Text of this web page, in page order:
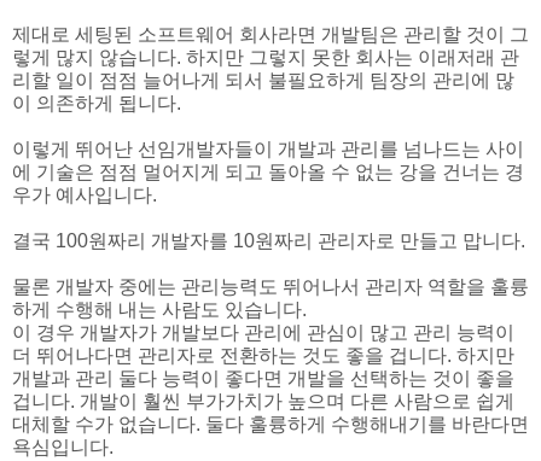
제대로 세팅된 소프트웨어 회사라면 개발팀은 관리할 것이 그
렇게 많지 않습니다. 하지만 그렇지 못한 회사는 이래저래 관
리할 일이 점점 늘어나게 되서 불필요하게 팀장의 관리에 많
이 의존하게 됩니다.
이렇게 뛰어난 선임개발자들이 개발과 관리를 넘나드는 사이
에 기술은 점점 멀어지게 되고 돌아올 수 없는 강을 건너는 경
우가 예사입니다.
결국 100원짜리 개발자를 10원짜리 관리자로 만들고 맙니다.
물론 개발자 중에는 관리능력도 뛰어나서 관리자 역할을 훌륭
하게 수행해 내는 사람도 있습니다.
이 경우 개발자가 개발보다 관리에 관심이 많고 관리 능력이
더 뛰어나다면 관리자로 전환하는 것도 좋을 겁니다. 하지만
개발과 관리 둘다 능력이 좋다면 개발을 선택하는 것이 좋을
겁니다. 개발이 훨씬 부가가치가 높으며 다른 사람으로 쉽게
대체할 수가 없습니다. 둘다 훌륭하게 수행해내기를 바란다면
욕심입니다.